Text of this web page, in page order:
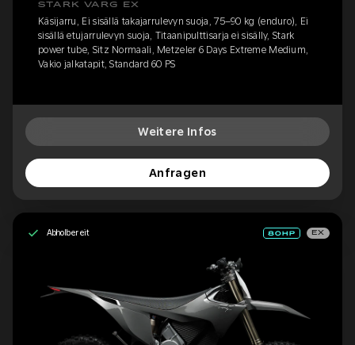
STARK VARG EX
Käsijarru, Ei sisällä takajarrulevyn suoja, 75–90 kg (enduro), Ei
sisällä etujarrulevyn suoja, Titaanipulttisarja ei sisälly, Stark
power tube, Sitz Normaali, Metzeler 6 Days Extreme Medium,
Vakio jalkatapit, Standard 60 PS
Weitere Infos
Anfragen
Abholbereit EX